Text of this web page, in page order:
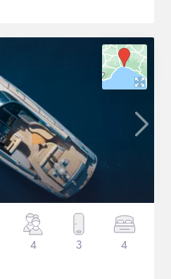
4 3 4